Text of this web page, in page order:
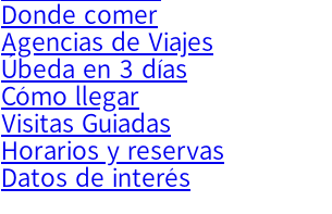
Donde comer
Agencias de Viajes
Úbeda en 3 días
Cómo llegar
Visitas Guiadas
Horarios y reservas
Datos de interés